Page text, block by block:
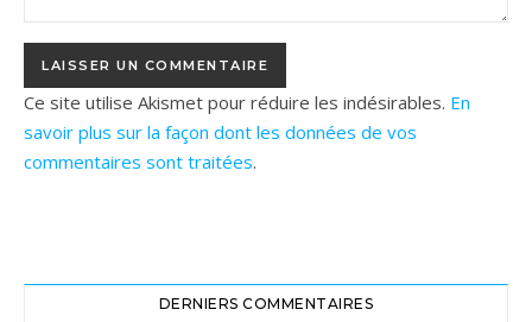
Ce site utilise Akismet pour réduire les indésirables. En
savoir plus sur la façon dont les données de vos
commentaires sont traitées.
DERNIERS COMMENTAIRES